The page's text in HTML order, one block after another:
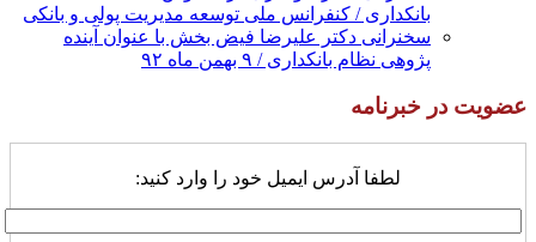
بانکداری / کنفرانس ملی توسعه مدیریت پولی و بانکی
سخنرانی دکتر علیرضا فیض بخش با عنوان آینده
پژوهی نظام بانکداری / ۹ بهمن ماه ۹۲
عضویت در خبرنامه
لطفا آدرس ایمیل خود را وارد کنید: